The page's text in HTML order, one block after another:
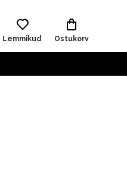
Lemmikud Ostukorv